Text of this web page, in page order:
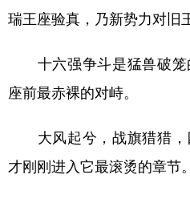
瑞王座验真，乃新势力对旧
十六强争斗是猛兽破笼
座前最赤裸的对峙。
大风起兮，战旗猎猎，
才刚刚进入它最滚烫的章节